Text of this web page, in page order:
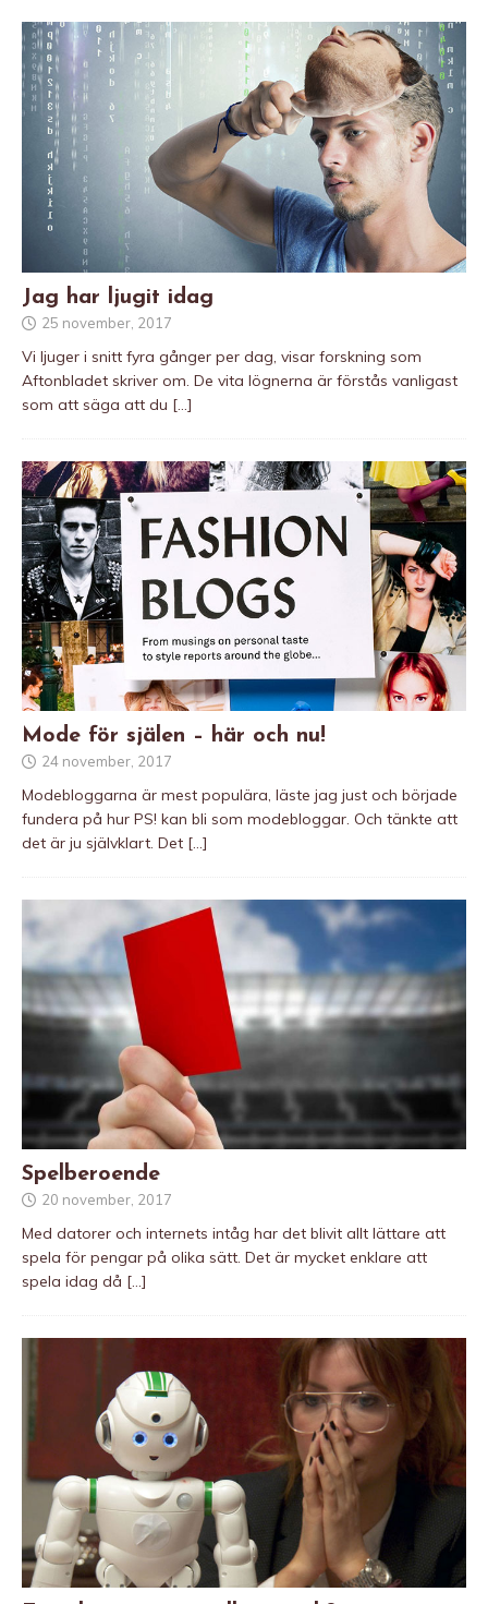
Jag har ljugit idag
25 november, 2017
Vi ljuger i snitt fyra gånger per dag, visar forskning som
Aftonbladet skriver om. De vita lögnerna är förstås vanligast
som att säga att du […]
Mode för själen – här och nu!
24 november, 2017
Modebloggarna är mest populära, läste jag just och började
fundera på hur PS! kan bli som modebloggar. Och tänkte att
det är ju självklart. Det […]
Spelberoende
20 november, 2017
Med datorer och internets intåg har det blivit allt lättare att
spela för pengar på olika sätt. Det är mycket enklare att
spela idag då […]